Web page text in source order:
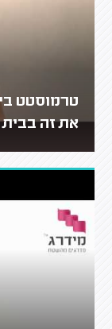
טרמוסטט
את זה